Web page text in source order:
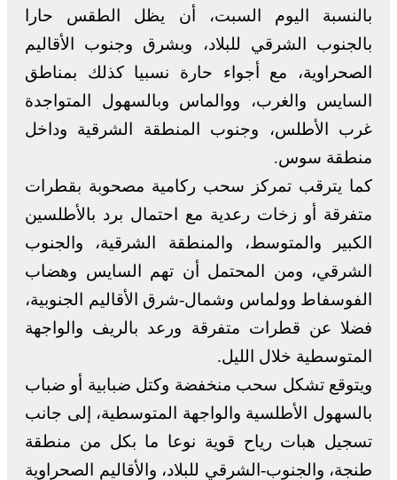
بالنسبة اليوم السبت، أن يظل الطقس حارا
بالجنوب الشرقي للبلاد، وبشرق وجنوب الأقاليم
الصحراوية، مع أجواء حارة نسبيا كذلك بمناطق
السايس والغرب، ووالماس وبالسهول المتواجدة
غرب الأطلس، وجنوب المنطقة الشرقية وداخل
منطقة سوس.
كما يترقب تمركز سحب ركامية مصحوبة بقطرات
متفرقة أو زخات رعدية مع احتمال برد بالأطلسين
الكبير والمتوسط، والمنطقة الشرقية، والجنوب
الشرقي، ومن المحتمل أن تهم السايس وهضاب
الفوسفاط وولماس وشمال-شرق الأقاليم الجنوبية،
فضلا عن قطرات متفرقة ورعد بالريف والواجهة
المتوسطية خلال الليل.
ويتوقع تشكل سحب منخفضة وكتل ضبابية أو ضباب
بالسهول الأطلسية والواجهة المتوسطية، إلى جانب
تسجيل هبات رياح قوية نوعا ما بكل من منطقة
طنجة، والجنوب-الشرقي للبلاد، والأقاليم الصحراوية